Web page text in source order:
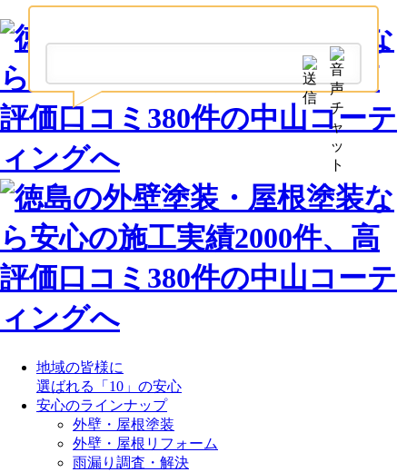
地域の皆様に
選ばれる「10」の安心
安心のラインナップ
外壁・屋根塗装
外壁・屋根リフォーム
雨漏り調査・解決